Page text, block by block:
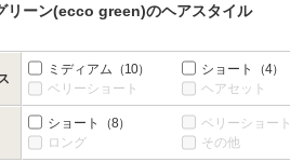
リーン(ecco green)のヘアスタイル
ミディアム （10） ショート （4）
ベリーショート
ヘアセット
ショート （8） ベリーショート
ロング
その他